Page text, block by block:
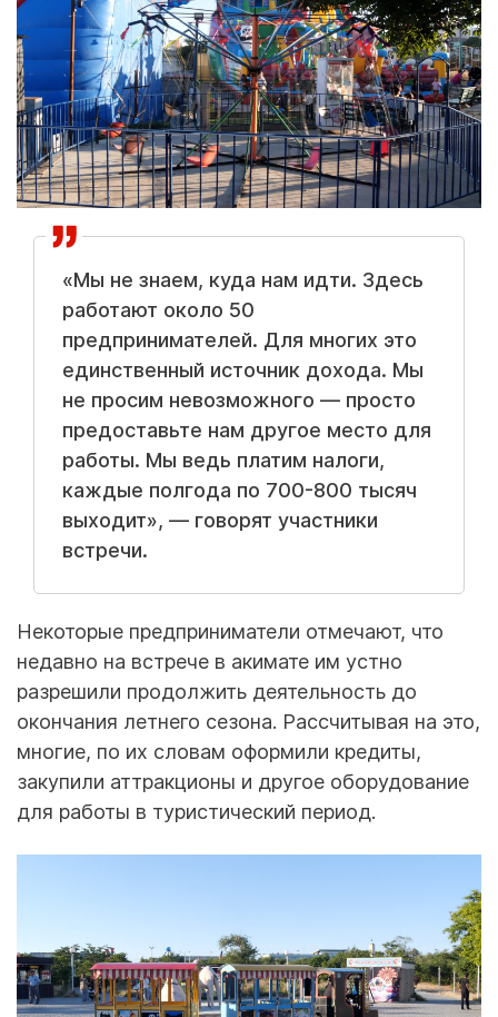
«Мы не знаем, куда нам идти. Здесь
работают около 50
предпринимателей. Для многих это
единственный источник дохода. Мы
не просим невозможного — просто
предоставьте нам другое место для
работы. Мы ведь платим налоги,
каждые полгода по 700-800 тысяч
выходит», — говорят участники
встречи.
Некоторые предприниматели отмечают, что
недавно на встрече в акимате им устно
разрешили продолжить деятельность до
окончания летнего сезона. Рассчитывая на это,
многие, по их словам оформили кредиты,
закупили аттракционы и другое оборудование
для работы в туристический период.